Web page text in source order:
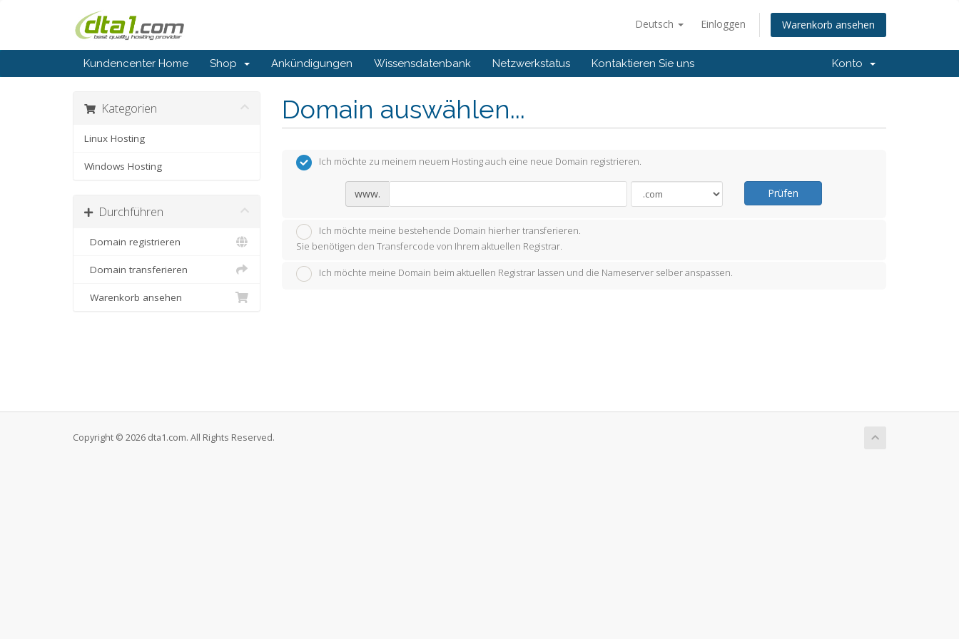
Deutsch Einloggen Warenkorb ansehen
Kundencenter Home Shop Ankündigungen Wissensdatenbank Netzwerkstatus Kontaktieren Sie uns Konto
Domain auswählen...
Kategorien
Linux Hosting
Windows Hosting
Durchführen
Domain registrieren
Domain transferieren
Warenkorb ansehen
Ich möchte zu meinem neuem Hosting auch eine neue Domain registrieren.
www. Prüfen
Ich möchte meine bestehende Domain hierher transferieren.
Sie benötigen den Transfercode von Ihrem aktuellen Registrar.
Ich möchte meine Domain beim aktuellen Registrar lassen und die Nameserver selber anspassen.
Copyright © 2026 dta1.com. All Rights Reserved.